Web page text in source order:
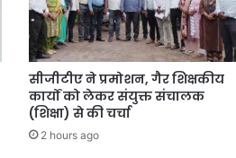
सीजीटीए ने प्रमोशन, गैर शिक्षकीय
कार्यों को लेकर संयुक्त संचालक
(शिक्षा) से की चर्चा
2 hours ago